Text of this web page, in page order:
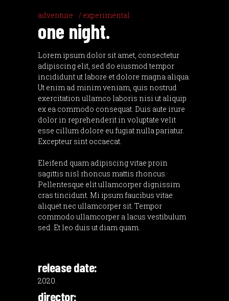
adventure experimental
one night.
Lorem ipsum dolor sit amet, consectetur
adipiscing elit, sed do eiusmod tempor
incididunt ut labore et dolore magna aliqua.
Ut enim ad minim veniam, quis nostrud
exercitation ullamco laboris nisi ut aliquip
ex ea commodo consequat. Duis aute irure
dolor in reprehenderit in voluptate velit
esse cillum dolore eu fugiat nulla pariatur.
Excepteur sint occaecat.
Eleifend quam adipiscing vitae proin
sagittis nisl rhoncus mattis rhoncus.
Pellentesque elit ullamcorper dignissim
cras tincidunt. Mi ipsum faucibus vitae
aliquet nec ullamcorper sit. Tempor
commodo ullamcorper a lacus vestibulum
sed. Et leo duis ut diam quam.
release date:
2020.
director: